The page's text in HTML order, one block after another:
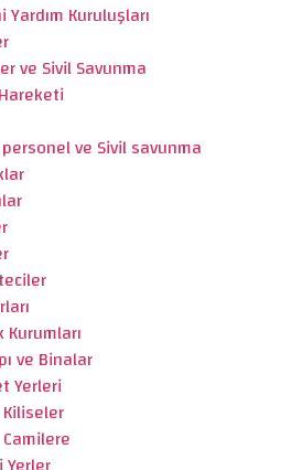
Yardım Kuruluşları
ve Sivil Savunma
personel ve Sivil savunma
Kurumları
ve Binalar
Yerleri
Kiliseler
Camilere